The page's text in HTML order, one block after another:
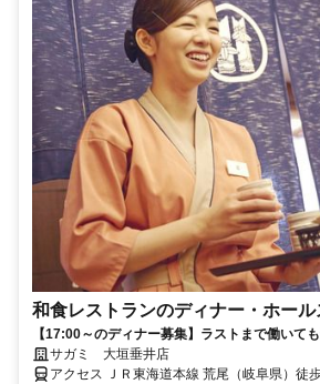
和食レストランのディナー・ホール
【17:00～のディナー募集】ラストまで働いて
イト☆
サガミ 大垣垂井店
アクセス ＪＲ東海道本線 荒尾（岐阜県）徒